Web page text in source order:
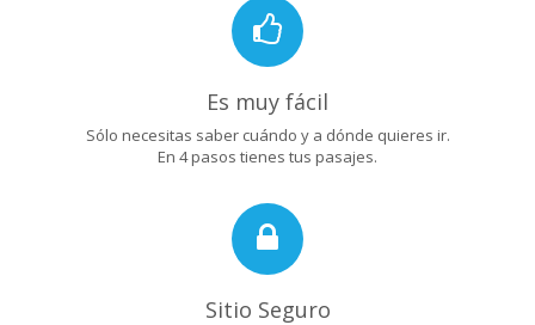
Es muy fácil
Sólo necesitas saber cuándo y a dónde quieres ir.
En 4 pasos tienes tus pasajes.
Sitio Seguro